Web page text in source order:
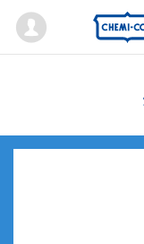
Mypage